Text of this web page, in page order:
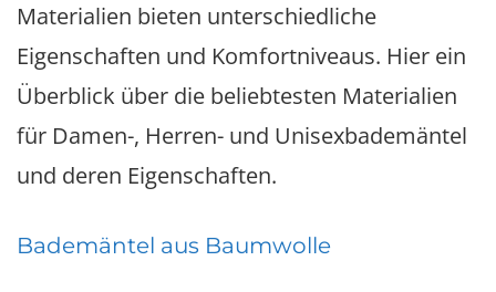
Materialien bieten unterschiedliche
Eigenschaften und Komfortniveaus. Hier ein
Überblick über die beliebtesten Materialien
für Damen-, Herren- und Unisexbademäntel
und deren Eigenschaften.
Bademäntel aus Baumwolle